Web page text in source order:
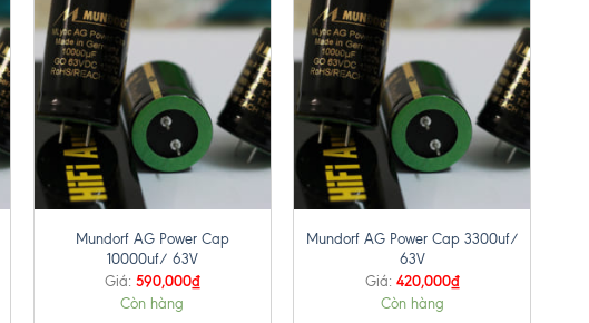
Mundorf AG Power Cap
10000uf/ 63V
Giá: 590,000₫
Còn hàng
Mundorf AG Power Cap 3300uf/
63V
Giá: 420,000₫
Còn hàng